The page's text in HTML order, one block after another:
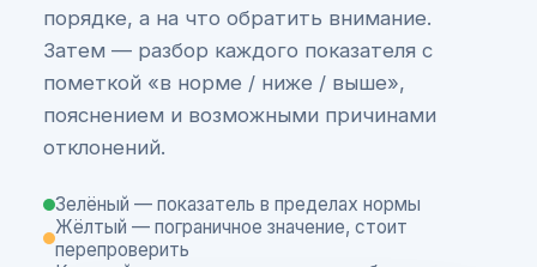
порядке, а на что обратить внимание.
Затем — разбор каждого показателя с
пометкой «в норме / ниже / выше»,
пояснением и возможными причинами
отклонений.
Зелёный — показатель в пределах нормы
Жёлтый — пограничное значение, стоит
перепроверить